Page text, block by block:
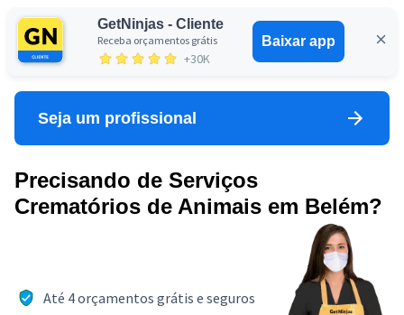
GetNinjas - Cliente
Receba orçamentos grátis
+30K
Baixar app
Entrar
Seja um profissional
Precisando de Serviços
Crematórios de Animais em Belém?
Até 4 orçamentos grátis e seguros